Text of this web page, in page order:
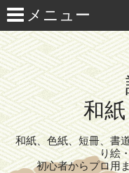
和
和紙、色紙、短冊、書
り絵
初心者からプロ用